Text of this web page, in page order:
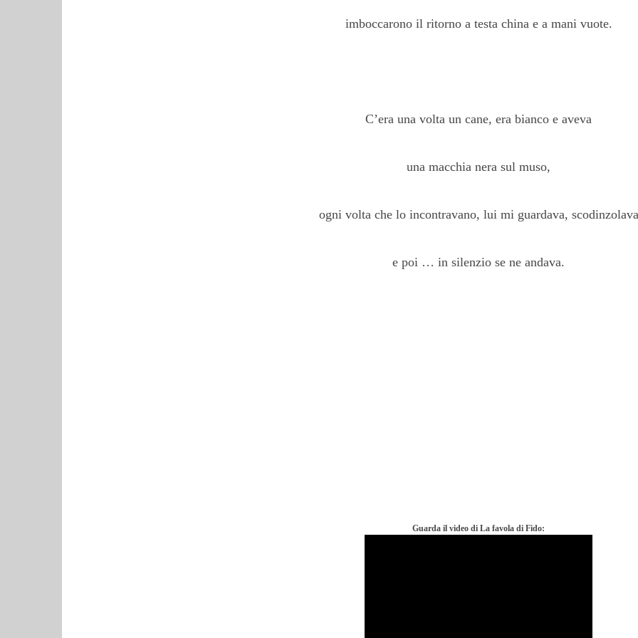
imboccarono il ritorno a testa china e a mani vuote.
C’era una volta un cane, era bianco e aveva
una macchia nera sul muso,
ogni volta che lo incontravano, lui mi guardava, scodinzolava
e poi … in silenzio se ne andava.
Guarda il video di La favola di Fido: